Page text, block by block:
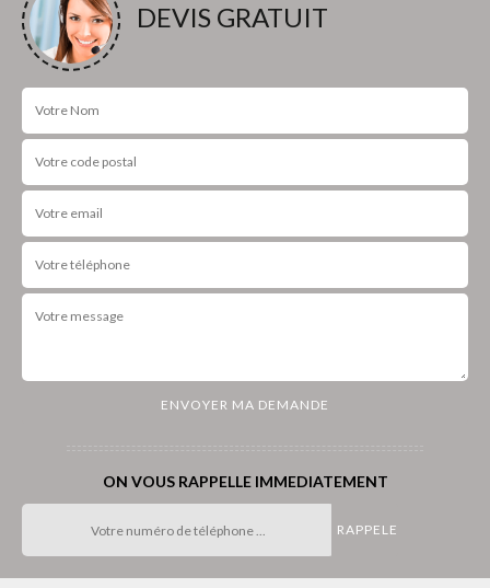
DEVIS GRATUIT
ON VOUS RAPPELLE IMMEDIATEMENT